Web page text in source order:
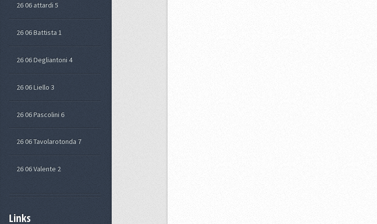
26 06 attardi 5
26 06 Battista 1
26 06 Degliantoni 4
26 06 Liello 3
26 06 Pascolini 6
26 06 Tavolarotonda 7
26 06 Valente 2
Links